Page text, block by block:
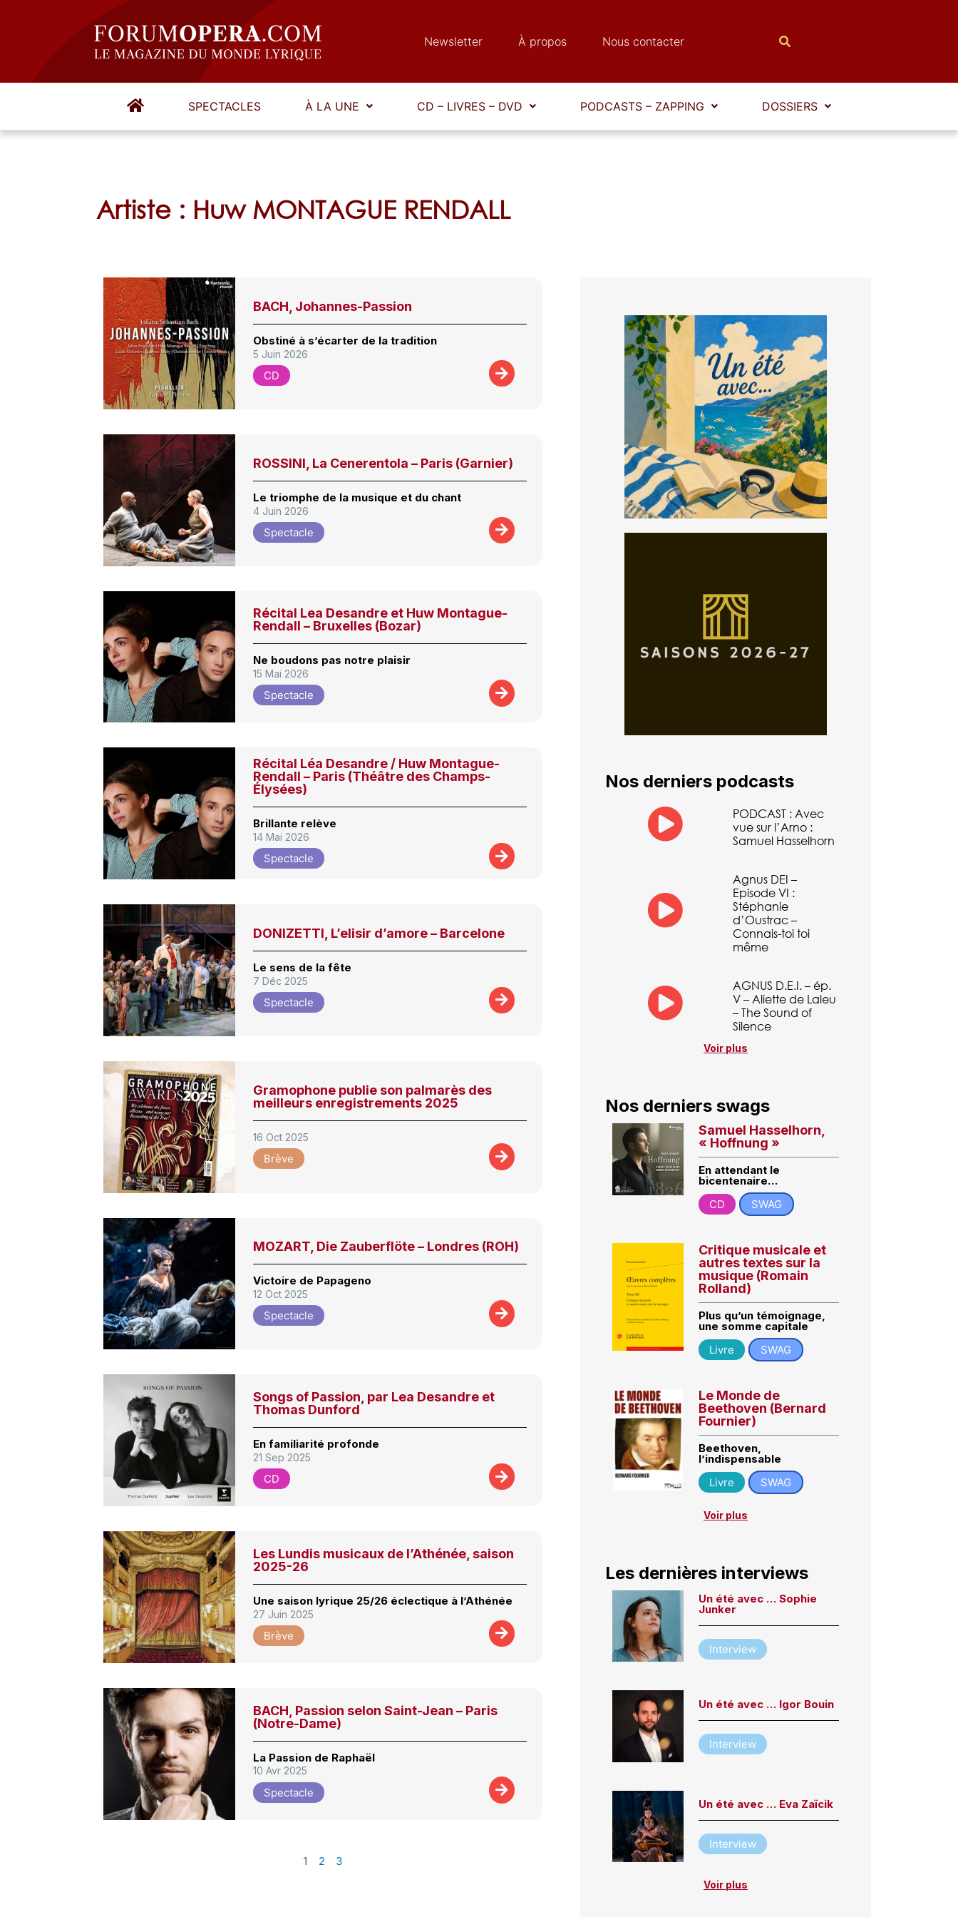
Newsletter À propos Nous contacter
SPECTACLES À LA UNE CD – LIVRES – DVD PODCASTS – ZAPPING DOSSIERS
Artiste : Huw MONTAGUE RENDALL
BACH, Johannes-Passion
Obstiné à s’écarter de la tradition
5 Juin 2026
CD
ROSSINI, La Cenerentola – Paris (Garnier)
Le triomphe de la musique et du chant
4 Juin 2026
Spectacle
Récital Lea Desandre et Huw Montague-
Rendall – Bruxelles (Bozar)
Ne boudons pas notre plaisir
15 Mai 2026
Spectacle
Récital Léa Desandre / Huw Montague-
Rendall – Paris (Théâtre des Champs-
Élysées)
Brillante relève
14 Mai 2026
Spectacle
DONIZETTI, L’elisir d’amore – Barcelone
Le sens de la fête
7 Déc 2025
Spectacle
Gramophone publie son palmarès des
meilleurs enregistrements 2025
16 Oct 2025
Brève
MOZART, Die Zauberflöte – Londres (ROH)
Victoire de Papageno
12 Oct 2025
Spectacle
Songs of Passion, par Lea Desandre et
Thomas Dunford
En familiarité profonde
21 Sep 2025
CD
Les Lundis musicaux de l’Athénée, saison
2025-26
Une saison lyrique 25/26 éclectique à l’Athénée
27 Juin 2025
Brève
BACH, Passion selon Saint-Jean – Paris
(Notre-Dame)
La Passion de Raphaël
10 Avr 2025
Spectacle
1 2 3
Nos derniers podcasts
PODCAST : Avec
vue sur l’Arno :
Samuel Hasselhorn
Agnus DEI –
Episode VI :
Stéphanie
d’Oustrac –
Connais-toi toi
même
AGNUS D.E.I. – ép.
V – Aliette de Laleu
– The Sound of
Silence
Voir plus
Nos derniers swags
Samuel Hasselhorn,
« Hoffnung »
En attendant le
bicentenaire…
CD
SWAG
Critique musicale et
autres textes sur la
musique (Romain
Rolland)
Plus qu’un témoignage,
une somme capitale
Livre
SWAG
Le Monde de
Beethoven (Bernard
Fournier)
Beethoven,
l’indispensable
Livre
SWAG
Voir plus
Les dernières interviews
Un été avec … Sophie
Junker
Interview
Un été avec … Igor Bouin
Interview
Un été avec … Eva Zaïcik
Interview
Voir plus